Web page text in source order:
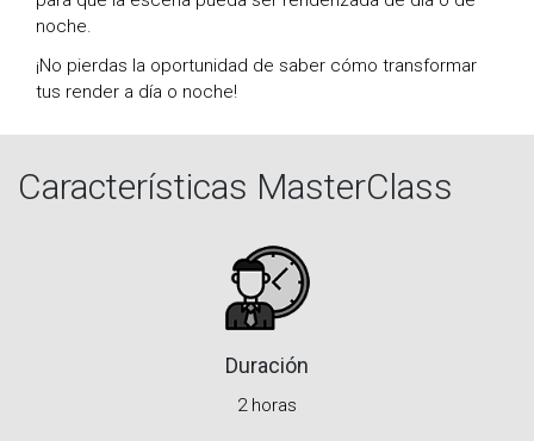
noche.
¡No pierdas la oportunidad de saber cómo transformar
tus render a día o noche!
Características MasterClass
Duración
2 horas